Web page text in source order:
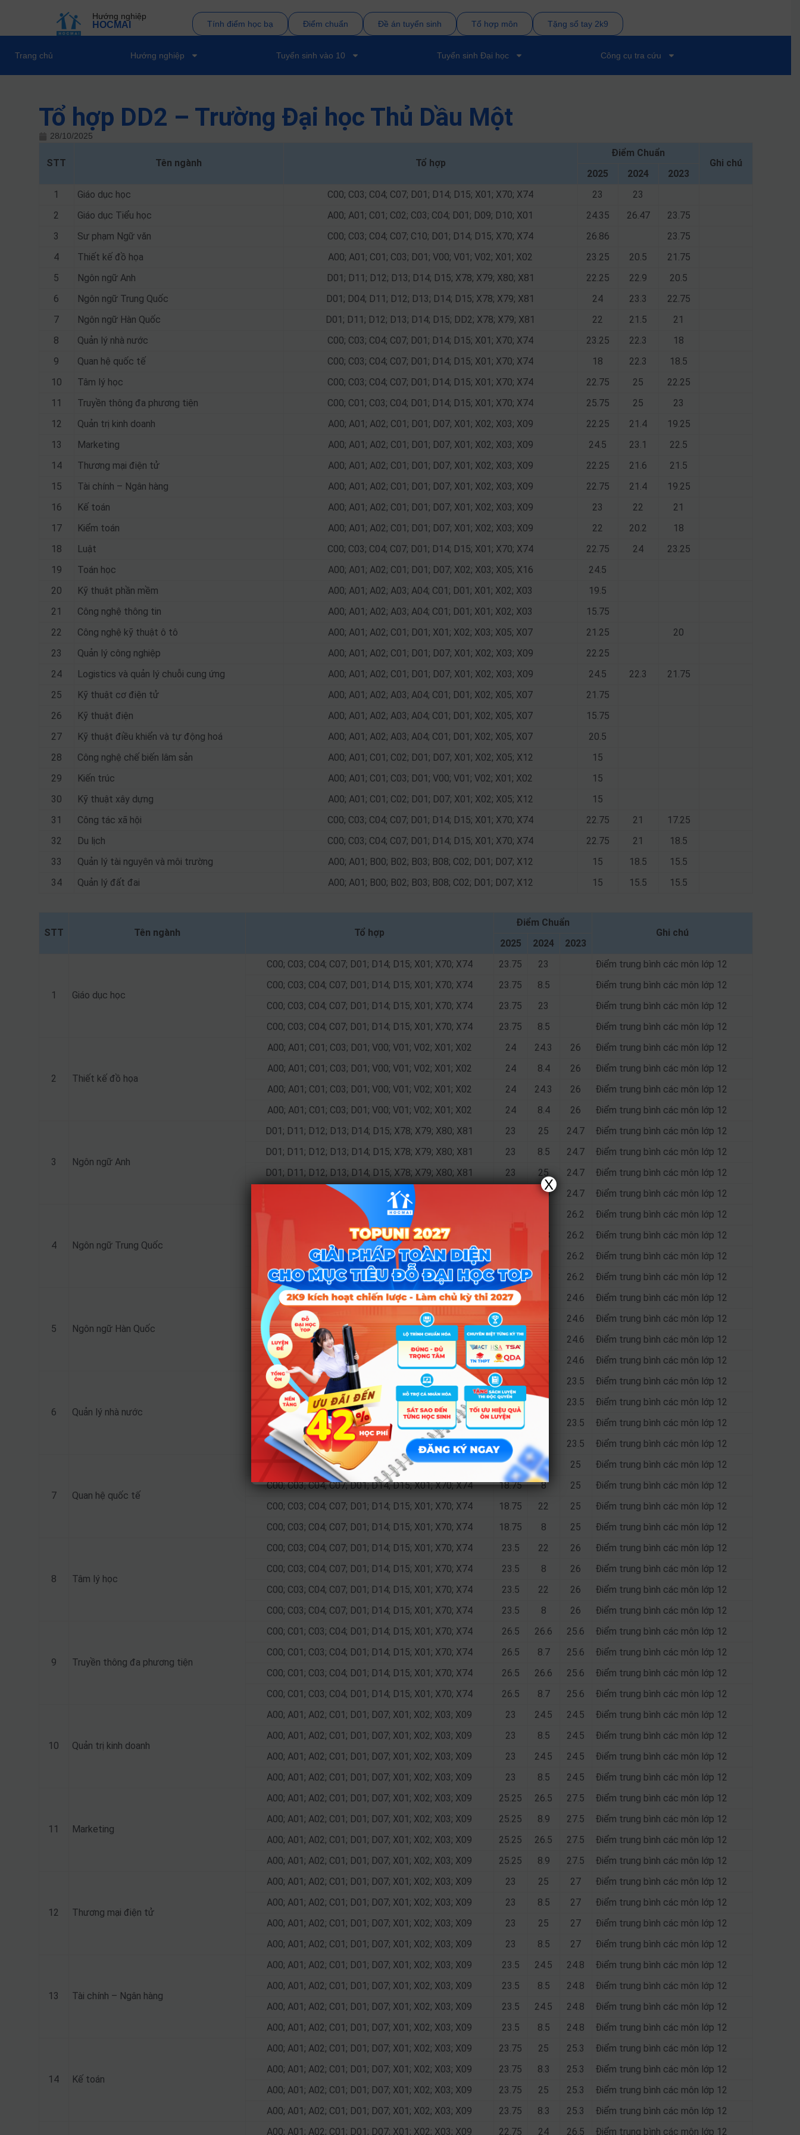
Hướng nghiệp
HOCMAI Tính điểm học bạ Điểm chuẩn Đề án tuyển sinh Tổ hợp môn Tặng sổ tay 2k9
Trang chủ Hướng nghiệp Tuyển sinh vào 10 Tuyển sinh Đại học Công cụ tra cứu
Tổ hợp DD2 – Trường Đại học Thủ Dầu Một
28/10/2025
STT Tên ngành Tổ hợp
Điểm Chuẩn
Ghi chú
2025
2024
2023
1
Giáo dục học C00; C03; C04; C07; D01; D14; D15; X01; X70; X74 23
23
2
Giáo dục Tiểu học A00; A01; C01; C02; C03; C04; D01; D09; D10; X01 24.35 26.47
23.75
3
Sư phạm Ngữ văn C00; C03; C04; C07; C10; D01; D14; D15; X70; X74 26.86
23.75
4
Thiết kế đồ họa A00; A01; C01; C03; D01; V00; V01; V02; X01; X02 23.25 20.5
21.75
5
Ngôn ngữ Anh D01; D11; D12; D13; D14; D15; X78; X79; X80; X81 22.25 22.9
20.5
6
Ngôn ngữ Trung Quốc D01; D04; D11; D12; D13; D14; D15; X78; X79; X81 24 23.3
22.75
7
Ngôn ngữ Hàn Quốc D01; D11; D12; D13; D14; D15; DD2; X78; X79; X81 22 21.5
21
8
Quản lý nhà nước C00; C03; C04; C07; D01; D14; D15; X01; X70; X74 23.25 22.3
18
9
Quan hệ quốc tế C00; C03; C04; C07; D01; D14; D15; X01; X70; X74 18 22.3
18.5
10
Tâm lý học C00; C03; C04; C07; D01; D14; D15; X01; X70; X74 22.75 25
22.25
11
Truyền thông đa phương tiện C00; C01; C03; C04; D01; D14; D15; X01; X70; X74 25.75 25
23
12
Quản trị kinh doanh A00; A01; A02; C01; D01; D07; X01; X02; X03; X09 22.25 21.4
19.25
13
Marketing A00; A01; A02; C01; D01; D07; X01; X02; X03; X09 24.5 23.1
22.5
14
Thương mại điện tử A00; A01; A02; C01; D01; D07; X01; X02; X03; X09 22.25 21.6
21.5
15
Tài chính – Ngân hàng A00; A01; A02; C01; D01; D07; X01; X02; X03; X09 22.75 21.4
19.25
16
Kế toán A00; A01; A02; C01; D01; D07; X01; X02; X03; X09 23 22
21
17
Kiểm toán A00; A01; A02; C01; D01; D07; X01; X02; X03; X09 22 20.2
18
18
Luật C00; C03; C04; C07; D01; D14; D15; X01; X70; X74 22.75 24
23.25
19
Toán học A00; A01; A02; C01; D01; D07; X02; X03; X05; X16
24.5
20
Kỹ thuật phần mềm A00; A01; A02; A03; A04; C01; D01; X01; X02; X03
19.5
21
Công nghệ thông tin A00; A01; A02; A03; A04; C01; D01; X01; X02; X03
15.75
22
Công nghệ kỹ thuật ô tô A00; A01; A02; C01; D01; X01; X02; X03; X05; X07 21.25
20
23
Quản lý công nghiệp A00; A01; A02; C01; D01; D07; X01; X02; X03; X09
22.25
24
Logistics và quản lý chuỗi cung ứng A00; A01; A02; C01; D01; D07; X01; X02; X03; X09 24.5 22.3
21.75
25
Kỹ thuật cơ điện tử A00; A01; A02; A03; A04; C01; D01; X02; X05; X07
21.75
26
Kỹ thuật điện A00; A01; A02; A03; A04; C01; D01; X02; X05; X07
15.75
27
Kỹ thuật điều khiển và tự động hoá A00; A01; A02; A03; A04; C01; D01; X02; X05; X07
20.5
28
Công nghệ chế biến lâm sản A00; A01; C01; C02; D01; D07; X01; X02; X05; X12
15
29
Kiến trúc A00; A01; C01; C03; D01; V00; V01; V02; X01; X02
15
30
Kỹ thuật xây dựng A00; A01; C01; C02; D01; D07; X01; X02; X05; X12
15
31
Công tác xã hội C00; C03; C04; C07; D01; D14; D15; X01; X70; X74 22.75 21
17.25
32
Du lịch C00; C03; C04; C07; D01; D14; D15; X01; X70; X74 22.75 21
18.5
33
Quản lý tài nguyên và môi trường A00; A01; B00; B02; B03; B08; C02; D01; D07; X12 15 18.5
15.5
34
Quản lý đất đai A00; A01; B00; B02; B03; B08; C02; D01; D07; X12 15 15.5 15.5
STT Tên ngành Tổ hợp
Điểm Chuẩn
Ghi chú
2025
2024 2023
1 Giáo dục học
C00; C03; C04; C07; D01; D14; D15; X01; X70; X74 23.75 23
Điểm trung bình các môn lớp 12
C00; C03; C04; C07; D01; D14; D15; X01; X70; X74
23.75 8.5
Điểm trung bình các môn lớp 12
C00; C03; C04; C07; D01; D14; D15; X01; X70; X74
23.75 23
Điểm trung bình các môn lớp 12
C00; C03; C04; C07; D01; D14; D15; X01; X70; X74
23.75 8.5 Điểm trung bình các môn lớp 12
2 Thiết kế đồ họa
A00; A01; C01; C03; D01; V00; V01; V02; X01; X02 24 24.3 26
Điểm trung bình các môn lớp 12
A00; A01; C01; C03; D01; V00; V01; V02; X01; X02
24 8.4 26
Điểm trung bình các môn lớp 12
A00; A01; C01; C03; D01; V00; V01; V02; X01; X02
24 24.3 26
Điểm trung bình các môn lớp 12
A00; A01; C01; C03; D01; V00; V01; V02; X01; X02
24 8.4 26 Điểm trung bình các môn lớp 12
3 Ngôn ngữ Anh
D01; D11; D12; D13; D14; D15; X78; X79; X80; X81 23 25 24.7
Điểm trung bình các môn lớp 12
D01; D11; D12; D13; D14; D15; X78; X79; X80; X81
23 8.5 24.7
Điểm trung bình các môn lớp 12
D01; D11; D12; D13; D14; D15; X78; X79; X80; X81
23 25 24.7
Điểm trung bình các môn lớp 12
D01; D11; D12; D13; D14; D15; X78; X79; X80; X81
8.5 24.7 Điểm trung bình các môn lớp 12
4 Ngôn ngữ Trung Quốc
D01; D04; D11; D12; D13; D14; D15; X78; X79; X81 26.2
Điểm trung bình các môn lớp 12
D01; D04; D11; D12; D13; D14; D15; X78; X79; X81
8.8 26.2
Điểm trung bình các môn lớp 12
D01; D04; D11; D12; D13; D14; D15; X78; X79; X81
25 26.2
Điểm trung bình các môn lớp 12
D01; D04; D11; D12; D13; D14; D15; X78; X79; X81
24.75 8.8 26.2 Điểm trung bình các môn lớp 12
5 Ngôn ngữ Hàn Quốc
D01; D11; D12; D13; D14; D15; DD2; X78; X79; X81 22.75 24.6
Điểm trung bình các môn lớp 12
D01; D11; D12; D13; D14; D15; DD2; X78; X79; X81
22.75 8.5 24.6
Điểm trung bình các môn lớp 12
D01; D11; D12; D13; D14; D15; DD2; X78; X79; X81
22.75 24.6
Điểm trung bình các môn lớp 12
D01; D11; D12; D13; D14; D15; DD2; X78; X79; X81
22.75 8.5 24.6 Điểm trung bình các môn lớp 12
6 Quản lý nhà nước
C00; C03; C04; C07; D01; D14; D15; X01; X70; X74 23.5
Điểm trung bình các môn lớp 12
C00; C03; C04; C07; D01; D14; D15; X01; X70; X74
24 8 23.5
Điểm trung bình các môn lớp 12
C00; C03; C04; C07; D01; D14; D15; X01; X70; X74
24 23.5
Điểm trung bình các môn lớp 12
C00; C03; C04; C07; D01; D14; D15; X01; X70; X74
24 23.5 Điểm trung bình các môn lớp 12
7 Quan hệ quốc tế
C00; C03; C04; C07; D01; D14; D15; X01; X70; X74 18.75 22 25
Điểm trung bình các môn lớp 12
C00; C03; C04; C07; D01; D14; D15; X01; X70; X74
18.75 8 25
Điểm trung bình các môn lớp 12
C00; C03; C04; C07; D01; D14; D15; X01; X70; X74
18.75 22 25
Điểm trung bình các môn lớp 12
C00; C03; C04; C07; D01; D14; D15; X01; X70; X74
18.75 8 25 Điểm trung bình các môn lớp 12
8 Tâm lý học
C00; C03; C04; C07; D01; D14; D15; X01; X70; X74 23.5 22 26
Điểm trung bình các môn lớp 12
C00; C03; C04; C07; D01; D14; D15; X01; X70; X74
23.5 8 26
Điểm trung bình các môn lớp 12
C00; C03; C04; C07; D01; D14; D15; X01; X70; X74
23.5 22 26
Điểm trung bình các môn lớp 12
C00; C03; C04; C07; D01; D14; D15; X01; X70; X74
23.5 8 26 Điểm trung bình các môn lớp 12
9 Truyền thông đa phương tiện
C00; C01; C03; C04; D01; D14; D15; X01; X70; X74 26.5 26.6 25.6
Điểm trung bình các môn lớp 12
C00; C01; C03; C04; D01; D14; D15; X01; X70; X74
26.5 8.7 25.6
Điểm trung bình các môn lớp 12
C00; C01; C03; C04; D01; D14; D15; X01; X70; X74
26.5 26.6 25.6
Điểm trung bình các môn lớp 12
C00; C01; C03; C04; D01; D14; D15; X01; X70; X74
26.5 8.7 25.6 Điểm trung bình các môn lớp 12
10 Quản trị kinh doanh
A00; A01; A02; C01; D01; D07; X01; X02; X03; X09 23 24.5 24.5
Điểm trung bình các môn lớp 12
A00; A01; A02; C01; D01; D07; X01; X02; X03; X09
23 8.5 24.5
Điểm trung bình các môn lớp 12
A00; A01; A02; C01; D01; D07; X01; X02; X03; X09
23 24.5 24.5
Điểm trung bình các môn lớp 12
A00; A01; A02; C01; D01; D07; X01; X02; X03; X09
23 8.5 24.5 Điểm trung bình các môn lớp 12
11 Marketing
A00; A01; A02; C01; D01; D07; X01; X02; X03; X09 25.25 26.5 27.5
Điểm trung bình các môn lớp 12
A00; A01; A02; C01; D01; D07; X01; X02; X03; X09
25.25 8.9 27.5
Điểm trung bình các môn lớp 12
A00; A01; A02; C01; D01; D07; X01; X02; X03; X09
25.25 26.5 27.5
Điểm trung bình các môn lớp 12
A00; A01; A02; C01; D01; D07; X01; X02; X03; X09
25.25 8.9 27.5 Điểm trung bình các môn lớp 12
12 Thương mại điện tử
A00; A01; A02; C01; D01; D07; X01; X02; X03; X09 23 25 27
Điểm trung bình các môn lớp 12
A00; A01; A02; C01; D01; D07; X01; X02; X03; X09
23 8.5 27
Điểm trung bình các môn lớp 12
A00; A01; A02; C01; D01; D07; X01; X02; X03; X09
23 25 27
Điểm trung bình các môn lớp 12
A00; A01; A02; C01; D01; D07; X01; X02; X03; X09
23 8.5 27 Điểm trung bình các môn lớp 12
13 Tài chính – Ngân hàng
A00; A01; A02; C01; D01; D07; X01; X02; X03; X09 23.5 24.5 24.8
Điểm trung bình các môn lớp 12
A00; A01; A02; C01; D01; D07; X01; X02; X03; X09
23.5 8.5 24.8
Điểm trung bình các môn lớp 12
A00; A01; A02; C01; D01; D07; X01; X02; X03; X09
23.5 24.5 24.8
Điểm trung bình các môn lớp 12
A00; A01; A02; C01; D01; D07; X01; X02; X03; X09
23.5 8.5 24.8 Điểm trung bình các môn lớp 12
14 Kế toán
A00; A01; A02; C01; D01; D07; X01; X02; X03; X09 23.75 25 25.3
Điểm trung bình các môn lớp 12
A00; A01; A02; C01; D01; D07; X01; X02; X03; X09
23.75 8.3 25.3
Điểm trung bình các môn lớp 12
A00; A01; A02; C01; D01; D07; X01; X02; X03; X09
23.75 25 25.3
Điểm trung bình các môn lớp 12
A00; A01; A02; C01; D01; D07; X01; X02; X03; X09
23.75 8.3 25.3
Điểm trung bình các môn lớp 12
A00; A01; A02; C01; D01; D07; X01; X02; X03; X09
22.75 24 26.5 Điểm trung bình các môn lớp 12
X